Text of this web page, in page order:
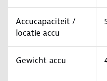
Accucapaciteit /
locatie accu
Gewicht accu